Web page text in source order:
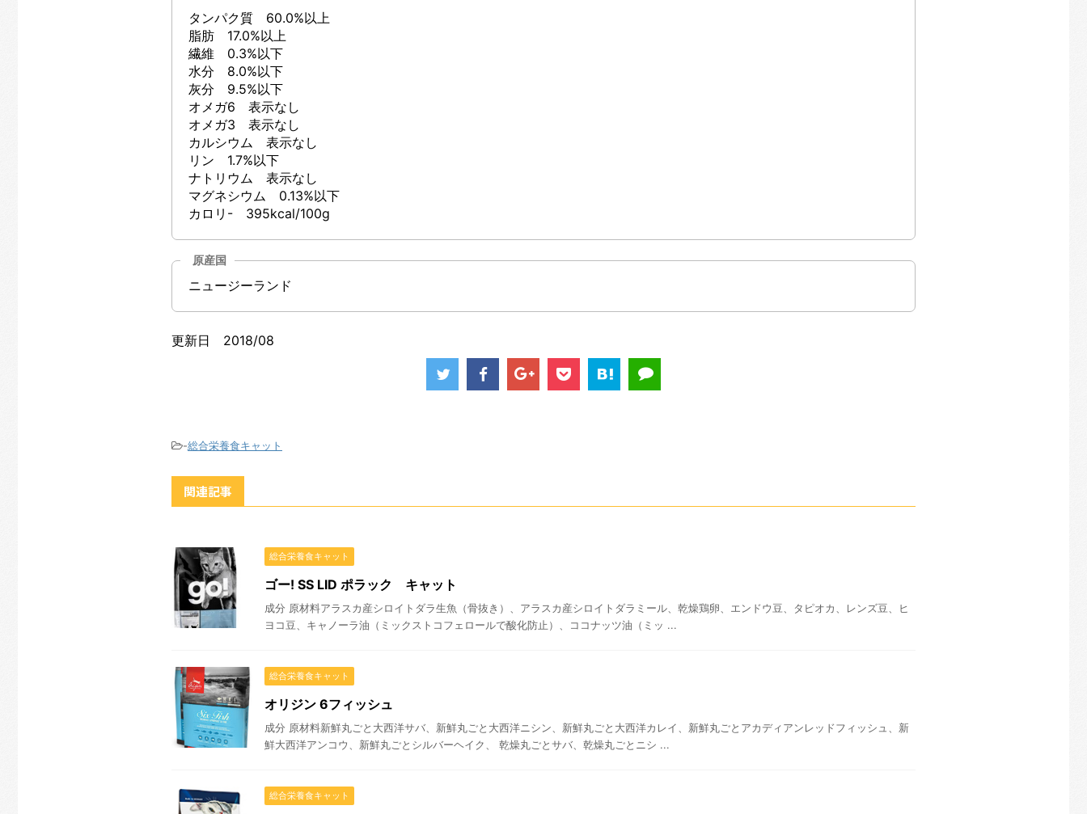
タンパク質 60.0%以上
脂肪 17.0%以上
繊維 0.3%以下
水分 8.0%以下
灰分 9.5%以下
オメガ6 表示なし
オメガ3 表示なし
カルシウム 表示なし
リン 1.7%以下
ナトリウム 表示なし
マグネシウム 0.13%以下
カロリ- 395kcal/100g
原産国
ニュージーランド
更新日 2018/08
-総合栄養食キャット
関連記事
総合栄養食キャット
ゴー! SS LID ポラック キャット
成分 原材料アラスカ産シロイトダラ生魚（骨抜き）、アラスカ産シロイトダラミール、乾燥鶏卵、エンドウ豆、タピオカ、レンズ豆、ヒ
ヨコ豆、キャノーラ油（ミックストコフェロールで酸化防止）、ココナッツ油（ミッ ...
総合栄養食キャット
オリジン 6フィッシュ
成分 原材料新鮮丸ごと大西洋サバ、新鮮丸ごと大西洋ニシン、新鮮丸ごと大西洋カレイ、新鮮丸ごとアカディアンレッドフィッシュ、新
鮮大西洋アンコウ、新鮮丸ごとシルバーヘイク、 乾燥丸ごとサバ、乾燥丸ごとニシ ...
総合栄養食キャット